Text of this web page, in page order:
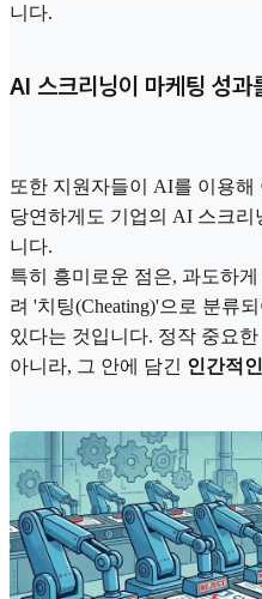
니다.
AI 스크리닝이 마케팅 성과
또한 지원자들이 AI를 이용해
당연하게도 기업의 AI 스크
니다.
특히 흥미로운 점은, 과도하
려 '치팅(Cheating)'으로 분류
있다는 것입니다. 정작 중요
아니라, 그 안에 담긴 인간적